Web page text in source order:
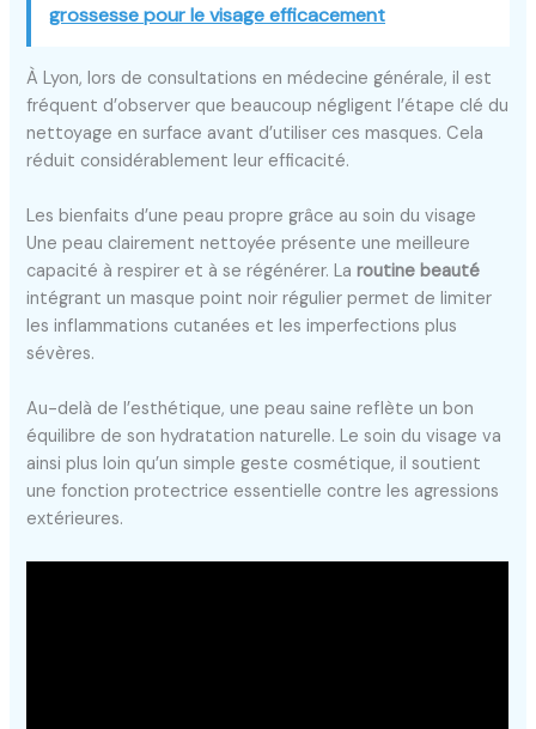
grossesse pour le visage efficacement
À Lyon, lors de consultations en médecine générale, il est
fréquent d’observer que beaucoup négligent l’étape clé du
nettoyage en surface avant d’utiliser ces masques. Cela
réduit considérablement leur efficacité.
Les bienfaits d’une peau propre grâce au soin du visage
Une peau clairement nettoyée présente une meilleure
capacité à respirer et à se régénérer. Laroutine beauté
intégrant un masque point noir régulier permet de limiter
les inflammations cutanées et les imperfections plus
sévères.
Au-delà de l’esthétique, une peau saine reflète un bon
équilibre de son hydratation naturelle. Le soin du visage va
ainsi plus loin qu’un simple geste cosmétique, il soutient
une fonction protectrice essentielle contre les agressions
extérieures.